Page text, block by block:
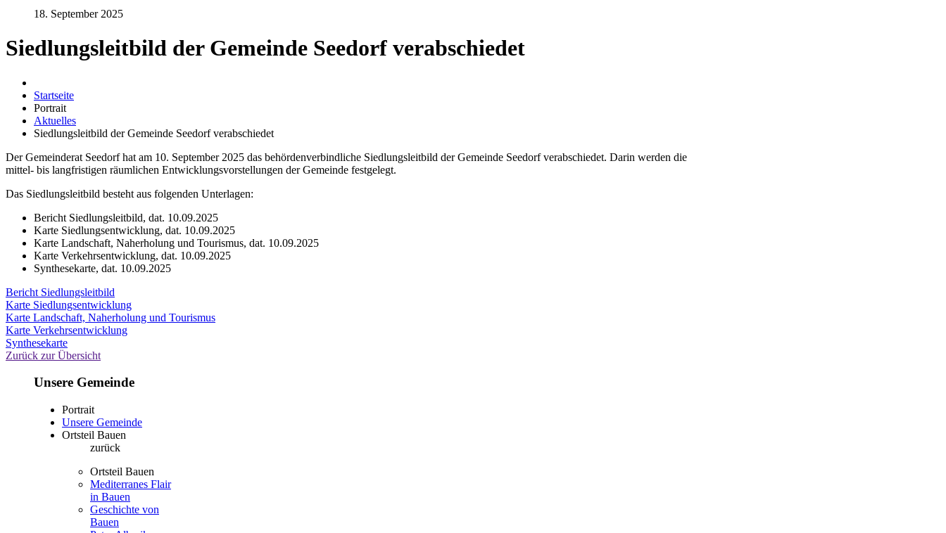
18. September 2025
Siedlungsleitbild der Gemeinde Seedorf verabschiedet
Startseite
Portrait
Aktuelles
Siedlungsleitbild der Gemeinde Seedorf verabschiedet
Der Gemeinderat Seedorf hat am 10. September 2025 das behördenverbindliche Siedlungsleitbild der Gemeinde Seedorf verabschiedet. Darin werden die
mittel- bis langfristigen räumlichen Entwicklungsvorstellungen der Gemeinde festgelegt.
Das Siedlungsleitbild besteht aus folgenden Unterlagen:
Bericht Siedlungsleitbild, dat. 10.09.2025
Karte Siedlungsentwicklung, dat. 10.09.2025
Karte Landschaft, Naherholung und Tourismus, dat. 10.09.2025
Karte Verkehrsentwicklung, dat. 10.09.2025
Synthesekarte, dat. 10.09.2025
Bericht Siedlungsleitbild
Karte Siedlungsentwicklung
Karte Landschaft, Naherholung und Tourismus
Karte Verkehrsentwicklung
Synthesekarte
Zurück zur Übersicht
Unsere Gemeinde
Portrait
Unsere Gemeinde
Ortsteil Bauen
zurück
Ortsteil Bauen
Mediterranes Flair
in Bauen
Geschichte von
Bauen